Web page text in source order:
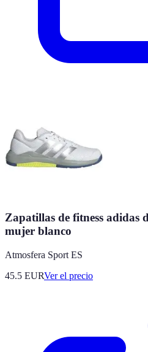
Zapatillas de fitness adidas
mujer blanco
Atmosfera Sport ES
45.5 EURVer el precio